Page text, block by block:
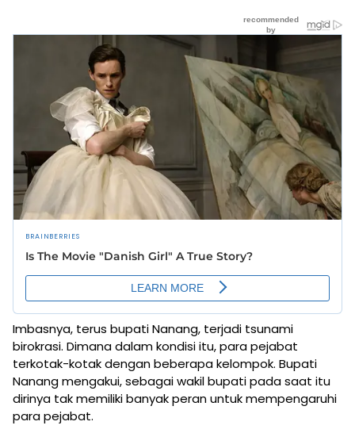
Imbasnya, terus bupati Nanang, terjadi tsunami
birokrasi. Dimana dalam kondisi itu, para pejabat
terkotak-kotak dengan beberapa kelompok. Bupati
Nanang mengakui, sebagai wakil bupati pada saat itu
dirinya tak memiliki banyak peran untuk mempengaruhi
para pejabat.